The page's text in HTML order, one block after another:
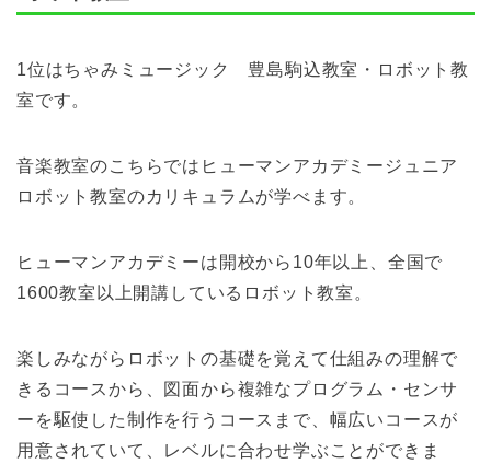
1位はちゃみミュージック 豊島駒込教室・ロボット教
室です。
音楽教室のこちらではヒューマンアカデミージュニア
ロボット教室のカリキュラムが学べます。
ヒューマンアカデミーは開校から10年以上、全国で
1600教室以上開講しているロボット教室。
楽しみながらロボットの基礎を覚えて仕組みの理解で
きるコースから、図面から複雑なプログラム・センサ
ーを駆使した制作を行うコースまで、幅広いコースが
用意されていて、レベルに合わせ学ぶことができま